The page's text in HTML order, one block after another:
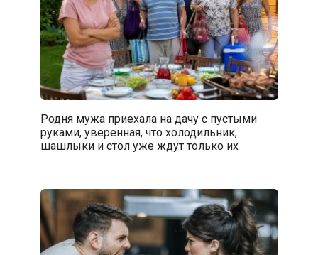
Родня мужа приехала на дачу с пустыми
руками, уверенная, что холодильник,
шашлыки и стол уже ждут только их